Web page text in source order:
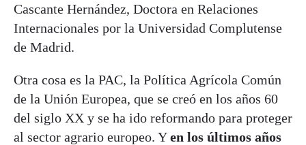
Cascante Hernández, Doctora en Relaciones
Internacionales por la Universidad Complutense
de Madrid.
Otra cosa es la PAC, la Política Agrícola Común
de la Unión Europea, que se creó en los años 60
del siglo XX y se ha ido reformando para proteger
al sector agrario europeo. Yen los últimos años